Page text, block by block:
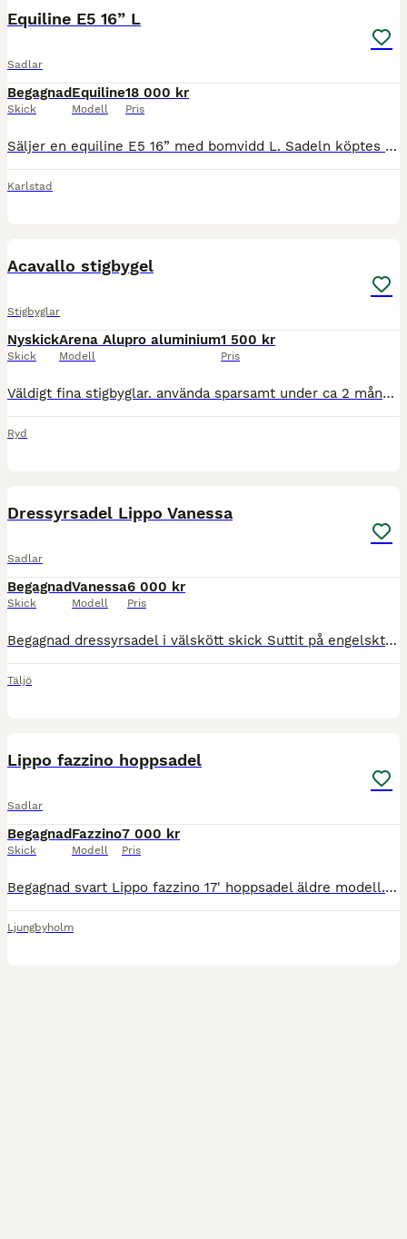
Equiline E5 16” L
Sadlar
Begagnad
Skick
Equiline
Modell
18 000 kr
Pris
Säljer en equiline E5 16” med bomvidd L. Sadeln köptes ny av oss våren 2024 för 22 900kr och säljs nu enbart eftersom den inte längre passar vår ponny. Den är väl omhändertagen och i fint skick. Som
Karlstad
Acavallo stigbygel
Stigbyglar
Nyskick
Skick
Arena Alupro aluminium
Modell
1 500 kr
Pris
Väldigt fina stigbyglar. använda sparsamt under ca 2 månader. Nyskick endast ett litet jack på ena sidan, syns på bild. Säljes eller bytes mot bättre begagnade freejump soft up pro helst silvriga. K
Ryd
Dressyrsadel Lippo Vanessa
Sadlar
Begagnad
Skick
Vanessa
Modell
6 000 kr
Pris
Begagnad dressyrsadel i välskött skick Suttit på engelskt fullblod med hög och lång manke Förvarats i uppvärmd sadelkammare. Utbytbara koppjärn, just nu sitter M/W i, men finns wide att skicka med sam
Täljö
Lippo fazzino hoppsadel
Sadlar
Begagnad
Skick
Fazzino
Modell
7 000 kr
Pris
Begagnad svart Lippo fazzino 17' hoppsadel äldre modell. Några sömmar som lossnat men inget som påverkar sadeln utan mer ett skönhetsfel, annars i fint skick. Omstoppad 2023, inte använd sedan 2025.
Ljungbyholm